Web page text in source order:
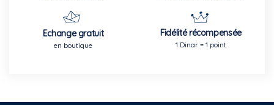
Echange gratuit
en boutique
Fidélité récompensée
1 Dinar = 1 point